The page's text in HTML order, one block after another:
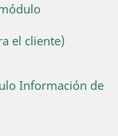
el cliente)
Información de